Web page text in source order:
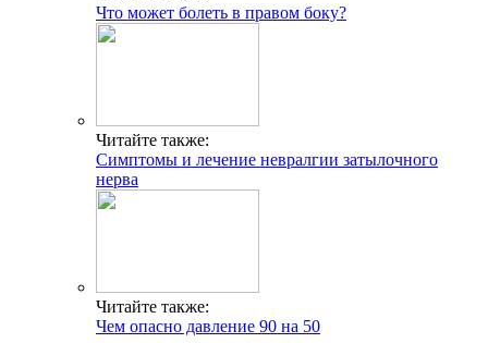
Что может болеть в правом боку?
Читайте также:
Симптомы и лечение невралгии затылочного
нерва
Читайте также:
Чем опасно давление 90 на 50